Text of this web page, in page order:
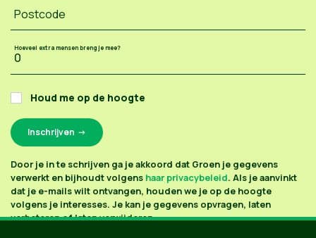
Postcode
Hoeveel extra mensen breng je mee?
Houd me op de hoogte
Door je in te schrijven ga je akkoord dat Groen je gegevens
verwerkt en bijhoudt volgens haar privacybeleid. Als je aanvinkt
dat je e-mails wilt ontvangen, houden we je op de hoogte
volgens je interesses. Je kan je gegevens opvragen, laten
verbeteren of laten verwijderen.